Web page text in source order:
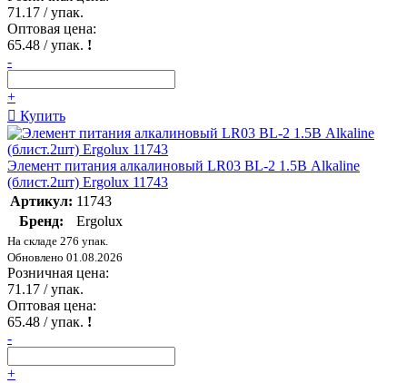
71.17 / упак.
Оптовая цена:
65.48 / упак. !
-
+
Купить
Элемент питания алкалиновый LR03 BL-2 1.5В Alkaline
(блист.2шт) Ergolux 11743
Артикул: 11743
Бренд:
Ergolux
На складе 276 упак.
Обновлено 01.08.2026
Розничная цена:
71.17 / упак.
Оптовая цена:
65.48 / упак. !
-
+